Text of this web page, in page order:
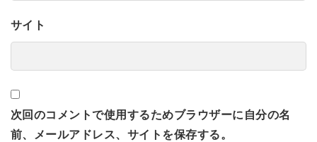
サイト
次回のコメントで使用するためブラウザーに自分の名
前、メールアドレス、サイトを保存する。